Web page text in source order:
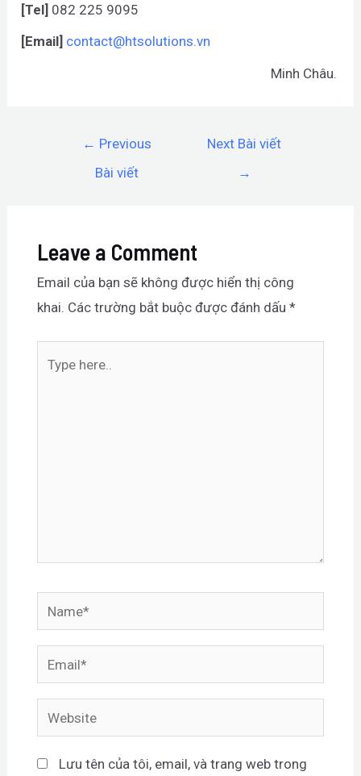
[Tel] 082 225 9095
[Email] contact@htsolutions.vn
Minh Châu.
← Previous
Bài viết
Next Bài viết
→
Leave a Comment
Email của bạn sẽ không được hiển thị công
khai. Các trường bắt buộc được đánh dấu *
here..
Name*
Email*
Website
Lưu tên của tôi, email, và trang web trong